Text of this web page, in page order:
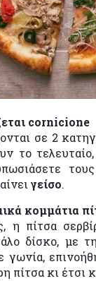
cornicione
σε 2
το
γείσο.
κομμάτια
η πίτσα
δίσκο, με
γωνία,
πίτσα κι έτσι